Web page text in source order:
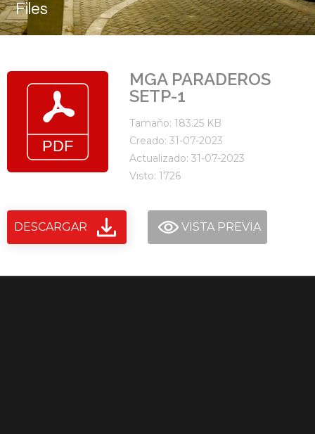
Files
MGA PARADEROS
SETP-1
Tamaño: 183.25 KB
Creado: 31-07-2023
Actualizado: 31-07-2023
Visto: 1726
DESCARGAR VISTA PREVIA